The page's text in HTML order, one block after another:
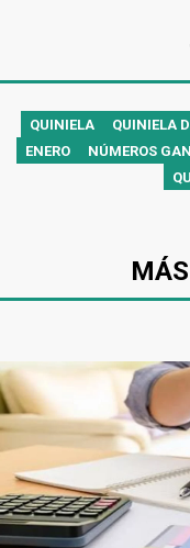
QUINIELA QUINIELA
ENERO
NÚMEROS